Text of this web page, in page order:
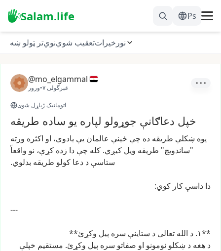
Salam.life Ps
تر ټولو ښهنويتعقیب شويخیرات نور
@mo_elgammal
ورور• غبرگولی ۷
اتوماتیک ژباړل شوی
خپل دعاګانې جوړولو لپاره یو ساده طریقه
یوه ښکلې طریقه ده چې ځینې عالمان یې یادوي، او اکثره ورته
"ساندویچ" طریقه ویل کیږي. کله چې دا زده کړې، نو واقعاً
ستاسې د دعا کولو طریقه بدلوي.
دا داسې کار کوي:
---
**۱. د الله تعالی د ستاینې سره پیل وکړئ**
د هغه د ښکلو نومونو او صفاتو سره پیل وکړئ. مستقیم خپلې